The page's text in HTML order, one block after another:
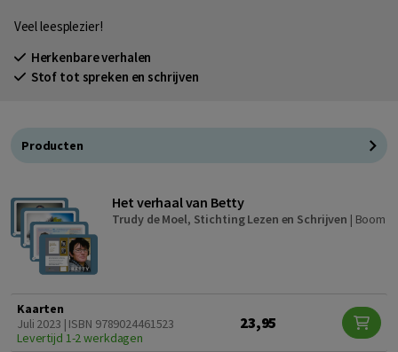
Veel leesplezier!
Herkenbare verhalen
Stof tot spreken en schrijven
Producten
Het verhaal van Betty
Trudy de Moel, Stichting Lezen en Schrijven | Boom
Kaarten
Juli 2023 | ISBN 9789024461523
Levertijd 1-2 werkdagen
23,95